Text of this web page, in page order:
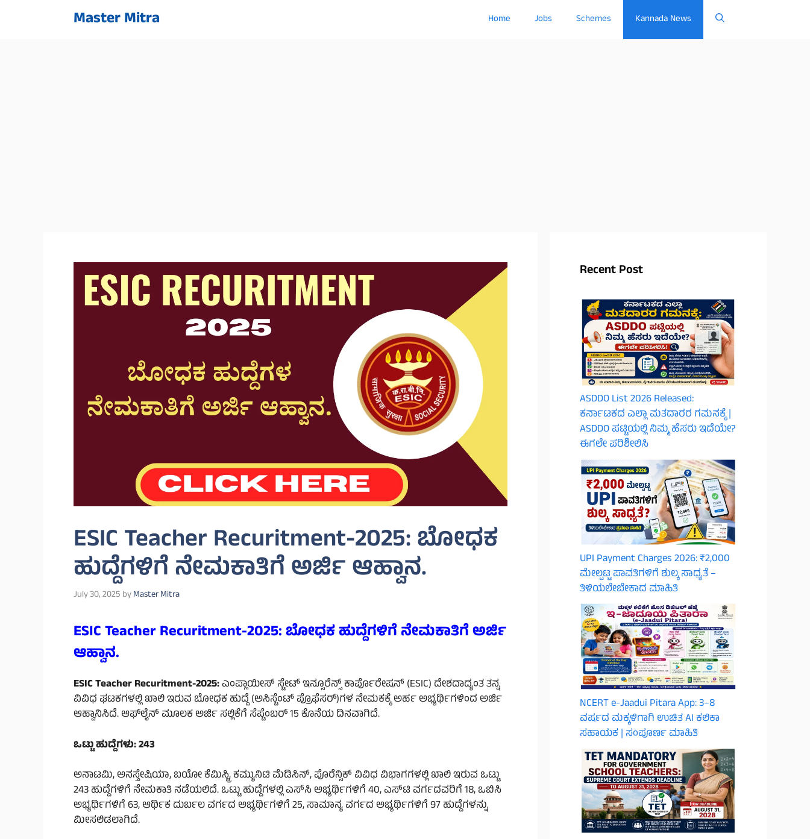
Master Mitra Home Jobs Schemes Kannada News
ESIC Teacher Recuritment-2025: ಬೋಧಕ
ಹುದ್ದೆಗಳಿಗೆ ನೇಮಕಾತಿಗೆ ಅರ್ಜಿ ಆಹ್ವಾನ.
July 30, 2025 byMaster Mitra
ESIC Teacher Recuritment-2025: ಬೋಧಕ ಹುದ್ದೆಗಳಿಗೆ ನೇಮಕಾತಿಗೆ ಅರ್ಜಿ
ಆಹ್ವಾನ.
ESIC Teacher Recuritment-2025:ಎಂಪ್ಲಾಯೀಸ್ ಸ್ಟೇಟ್ ಇನ್ಸೂರೆನ್ಸ್ ಕಾರ್ಪೊರೇಷನ್ (ESIC) ದೇಶದಾದ್ಯಂತ ತನ್ನ
ವಿವಿಧ ಘಟಕಗಳಲ್ಲಿ ಖಾಲಿ ಇರುವ ಬೋಧಕ ಹುದ್ದೆ (ಅಸಿಸ್ಟೆಂಟ್ ಪ್ರೊಫೆಸರ್)ಗಳ ನೇಮಕಕ್ಕೆ ಅರ್ಹ ಅಭ್ಯರ್ಥಿಗಳಿಂದ ಅರ್ಜಿ
ಆಹ್ವಾನಿಸಿದೆ. ಆಫ್‌ಲೈನ್ ಮೂಲಕ ಅರ್ಜಿ ಸಲ್ಲಿಕೆಗೆ ಸೆಪ್ಟೆಂಬರ್ 15 ಕೊನೆಯ ದಿನವಾಗಿದೆ.
ಒಟ್ಟು ಹುದ್ದೆಗಳು: 243
ಅನಾಟಮಿ, ಅನಸ್ತೇಷಿಯಾ, ಬಯೋ ಕೆಮಿಸ್ಟ್ರಿ, ಕಮ್ಯುನಿಟಿ ಮೆಡಿಸಿನ್, ಪೊರೆನ್ಸಿಕ್ ವಿವಿಧ ವಿಭಾಗಗಳಲ್ಲಿ ಖಾಲಿ ಇರುವ ಒಟ್ಟು
243 ಹುದ್ದೆಗಳಿಗೆ ನೇಮಕಾತಿ ನಡೆಯಲಿದೆ. ಒಟ್ಟು ಹುದ್ದೆಗಳಲ್ಲಿ ಎಸ್‌ಸಿ ಅಭ್ಯರ್ಥಿಗಳಿಗೆ 40, ಎಸ್‌ಟಿ ವರ್ಗದವರಿಗೆ 18, ಒಬಿಸಿ
ಅಭ್ಯರ್ಥಿಗಳಿಗೆ 63, ಆರ್ಥಿಕ ದುರ್ಬಲ ವರ್ಗದ ಅಭ್ಯರ್ಥಿಗಳಿಗೆ 25, ಸಾಮಾನ್ಯ ವರ್ಗದ ಅಭ್ಯರ್ಥಿಗಳಿಗೆ 97 ಹುದ್ದೆಗಳನ್ನು
ಮೀಸಲಿಡಲಾಗಿದೆ.
Recent Post
ASDDO List 2026 Released:
ಕರ್ನಾಟಕದ ಎಲ್ಲಾ ಮತದಾರರ ಗಮನಕ್ಕೆ |
ASDDO ಪಟ್ಟಿಯಲ್ಲಿ ನಿಮ್ಮ ಹೆಸರು ಇದೆಯೇ?
ಈಗಲೇ ಪರಿಶೀಲಿಸಿ
UPI Payment Charges 2026: ₹2,000
ಮೇಲ್ಪಟ್ಟ ಪಾವತಿಗಳಿಗೆ ಶುಲ್ಕ ಸಾಧ್ಯತೆ –
ತಿಳಿಯಲೇಬೇಕಾದ ಮಾಹಿತಿ
NCERT e-Jaadui Pitara App: 3–8
ವರ್ಷದ ಮಕ್ಕಳಿಗಾಗಿ ಉಚಿತ AI ಕಲಿಕಾ
ಸಹಾಯಕ | ಸಂಪೂರ್ಣ ಮಾಹಿತಿ